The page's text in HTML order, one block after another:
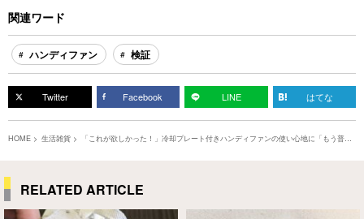
関連ワード
ハンディファン 検証
Twitter Facebook LINE はてな
HOME 生活雑貨
「これが欲しかった！」冷却プレート付きハンディファンの使い心地に「もう普通
RELATED ARTICLE